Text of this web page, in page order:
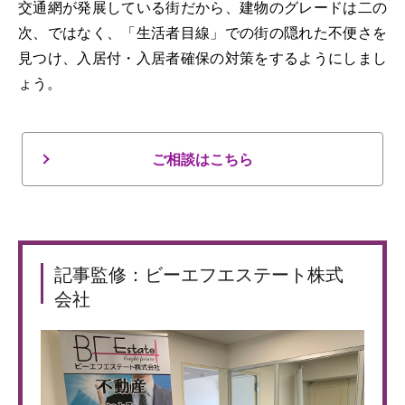
交通網が発展している街だから、建物のグレードは二の
次、ではなく、「生活者目線」での街の隠れた不便さを
見つけ、入居付・入居者確保の対策をするようにしまし
ょう。
ご相談はこちら
記事監修：ビーエフエステート株式
会社